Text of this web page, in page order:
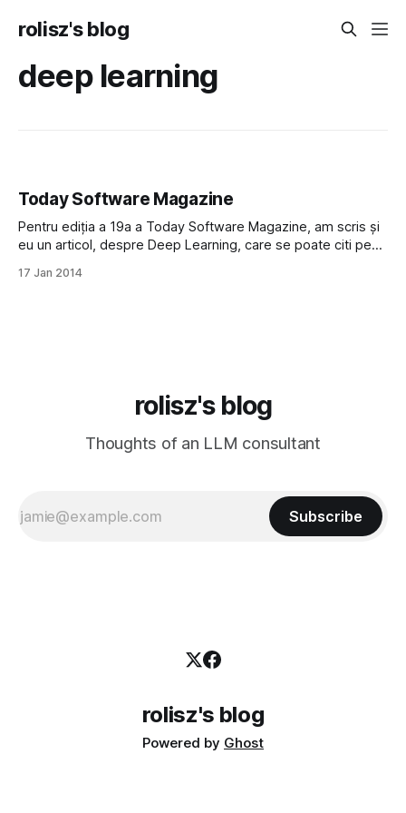
rolisz's blog
deep learning
Today Software Magazine
Pentru ediția a 19a a Today Software Magazine, am scris și
eu un articol, despre Deep Learning, care se poate citi pe
să intru în detalii despre fiecare din tehnicile menționate
17 Jan 2014
rolisz's blog
Thoughts of an LLM consultant
Subscribe
rolisz's blog
Powered by Ghost